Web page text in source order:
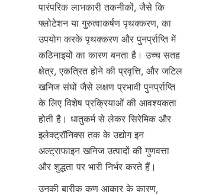
पारंपरिक लाभकारी तकनीकों, जैसे कि
फ्लोटेशन या गुरुत्वाकर्षण पृथक्करण, का
उपयोग करके पृथक्करण और पुनर्प्राप्ति में
कठिनाइयों का कारण बनता है। उच्च सतह
क्षेत्र, एकत्रित होने की प्रवृत्ति, और जटिल
खनिज संघों जैसे लक्षण प्रभावी पुनर्प्राप्ति
के लिए विशेष प्रक्रियाओं की आवश्यकता
होती है। धातुकर्म से लेकर सिरेमिक और
इलेक्ट्रॉनिक्स तक के उद्योग इन
अल्ट्राफाइन खनिज उत्पादों की गुणवत्ता
और शुद्धता पर भारी निर्भर करते हैं।
उनकी बारीक कण आकार के कारण,